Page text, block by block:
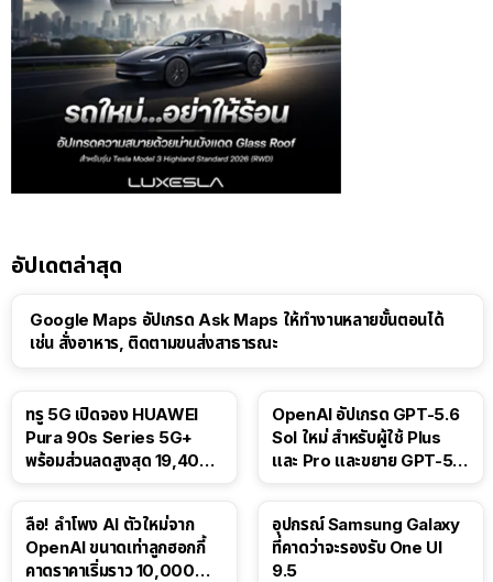
อัปเดตล่าสุด
Google Maps อัปเกรด Ask Maps ให้ทำงานหลายขั้นตอนได้
เช่น สั่งอาหาร, ติดตามขนส่งสาธารณะ
ทรู 5G เปิดจอง HUAWEI
Pura 90s Series 5G+
พร้อมส่วนลดสูงสุด 19,400
OpenAI อัปเกรด GPT-5.6
Sol ใหม่ สำหรับผู้ใช้ Plus
และ Pro และขยาย GPT-5.6
ลือ! ลำโพง AI ตัวใหม่จาก
OpenAI ขนาดเท่าลูกฮอกกี้
คาดราคาเริ่มราว 10,000
อุปกรณ์ Samsung Galaxy
ที่คาดว่าจะรองรับ One UI
9.5